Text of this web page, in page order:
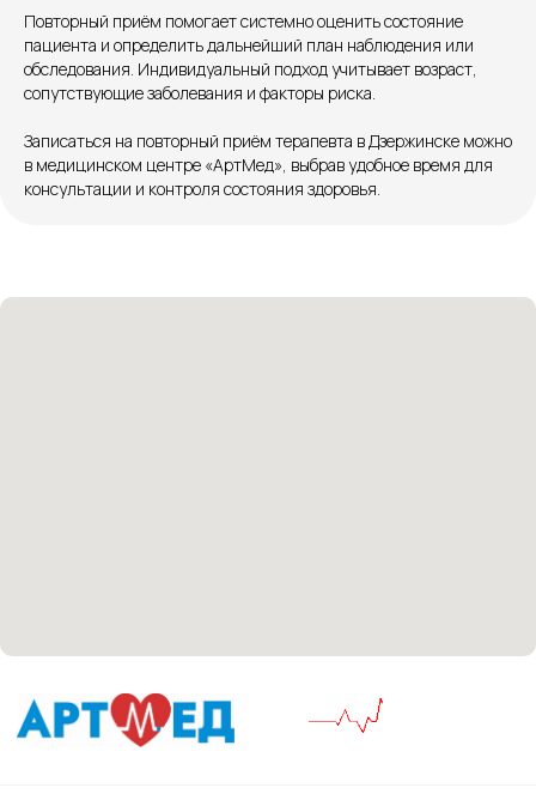
Повторный приём помогает системно оценить состояние
пациента и определить дальнейший план наблюдения или
обследования. Индивидуальный подход учитывает возраст,
сопутствующие заболевания и факторы риска.
Записаться на повторный приём терапевта в Дзержинске можно
в медицинском центре «АртМед», выбрав удобное время для
консультации и контроля состояния здоровья.
Пн.-пт. — с 08:00 до 20:00
Сб. — с 08:00 до 18:00
Вс. — с 08:00 до 15:00
Политика политики конфиденциальности
Подписывайся